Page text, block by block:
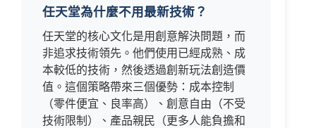
任天堂為什麼不用最新技術？
任天堂的核心文化是用創意解決問題，而
非追求技術領先。他們使用已經成熟、成
本較低的技術，然後透過創新玩法創造價
值。這個策略帶來三個優勢：成本控制
（零件便宜、良率高）、創意自由（不受
技術限制）、產品親民（更多人能負擔和